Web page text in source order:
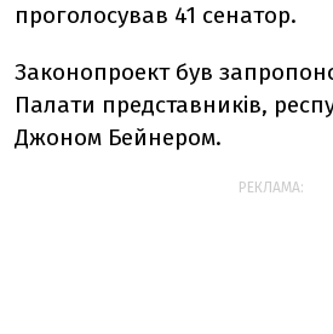
проголосував 41 сенатор.
Законопроект був
Палати представників,
Джоном Бейнером.
РЕКЛАМА: